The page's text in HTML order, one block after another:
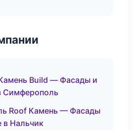
Build — Фасады и
Симферополь
Roof Камень — Фасады
в Нальчик